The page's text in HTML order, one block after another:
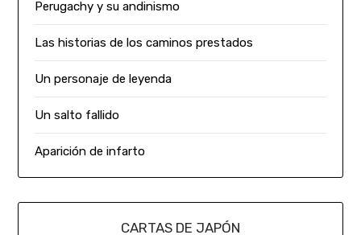
Perugachy y su andinismo
Las historias de los caminos prestados
Un personaje de leyenda
Un salto fallido
Aparición de infarto
CARTAS DE JAPÓN